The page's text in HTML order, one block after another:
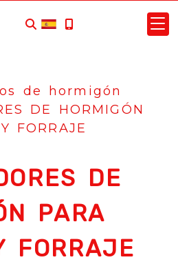
de hormigón
DE HORMIGÓN
FORRAJE
DE
PARA
FORRAJE